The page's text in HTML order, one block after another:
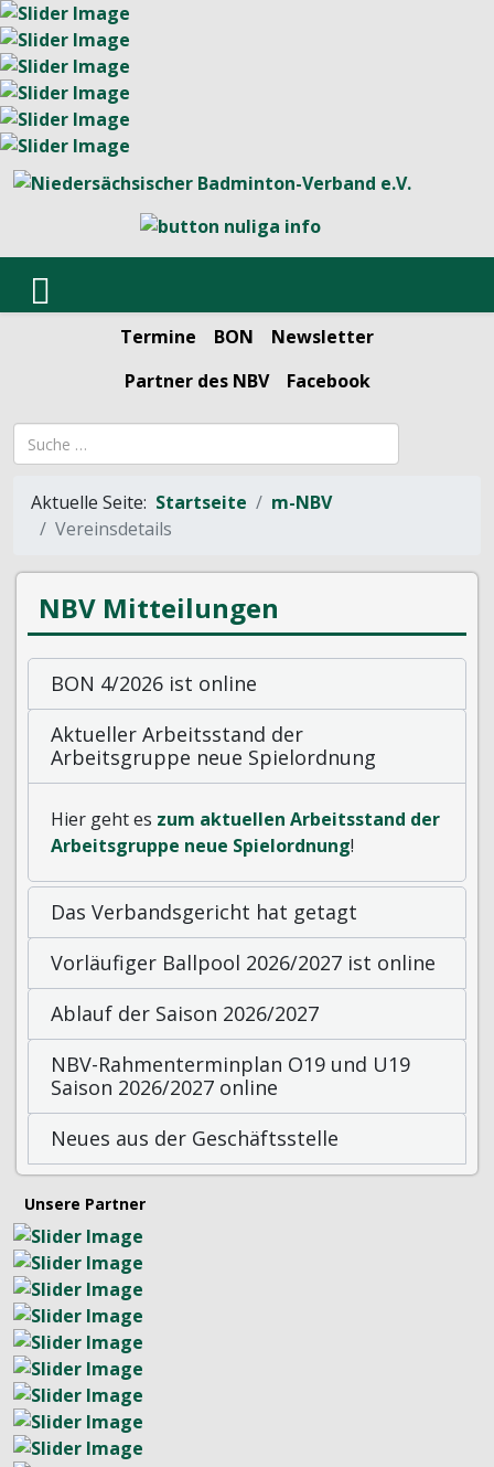
Termine BON
Newsletter
Partner des NBV
Facebook
Suchbegriff
Aktuelle Seite: Startseite
m-NBV
Vereinsdetails
NBV Mitteilungen
BON 4/2026 ist online
Aktueller Arbeitsstand der
Arbeitsgruppe neue Spielordnung
Hier geht es zum aktuellen Arbeitsstand der
Arbeitsgruppe neue Spielordnung!
Das Verbandsgericht hat getagt
Vorläufiger Ballpool 2026/2027 ist online
Ablauf der Saison 2026/2027
NBV-Rahmenterminplan O19 und U19
Saison 2026/2027 online
Neues aus der Geschäftsstelle
Unsere Partner